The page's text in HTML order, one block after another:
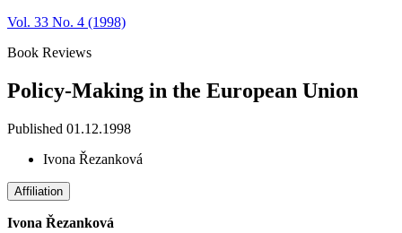
Vol. 33 No. 4 (1998)
Book Reviews
Policy-Making in the European Union
Published 01.12.1998
Ivona Řezanková
Affiliation
Ivona Řezanková